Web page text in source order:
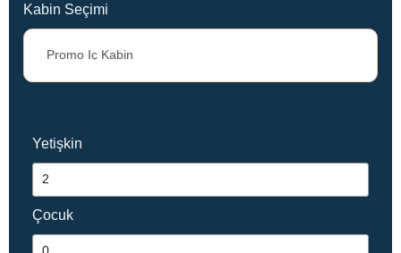
Kabin Seçimi
Yetişkin
Çocuk